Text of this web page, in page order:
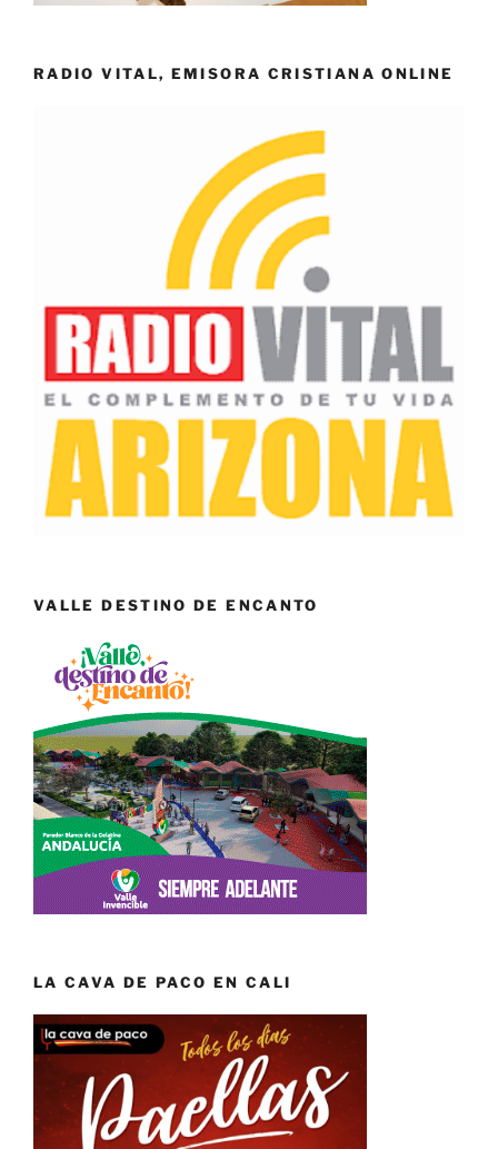
RADIO VITAL, EMISORA CRISTIANA ONLINE
VALLE DESTINO DE ENCANTO
LA CAVA DE PACO EN CALI